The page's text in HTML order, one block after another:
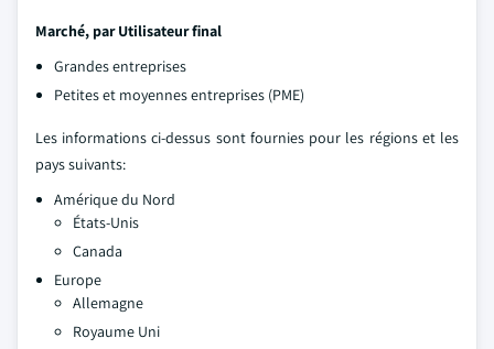
Marché, par Utilisateur final
Grandes entreprises
Petites et moyennes entreprises (PME)
Les informations ci-dessus sont fournies pour les régions et les
pays suivants:
Amérique du Nord
États-Unis
Canada
Europe
Allemagne
Royaume Uni